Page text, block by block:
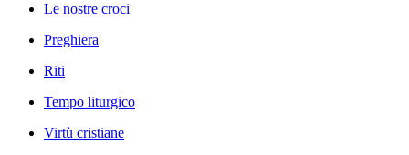
Le nostre croci
Preghiera
Riti
Tempo liturgico
Virtù cristiane